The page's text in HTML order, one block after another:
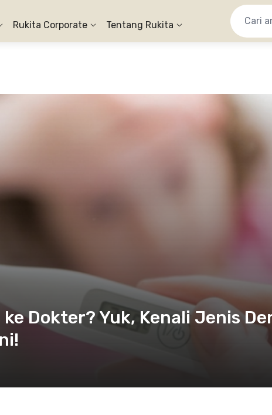
Rukita Corporate Tentang Rukita
Dokter? Yuk, Kenali Jenis